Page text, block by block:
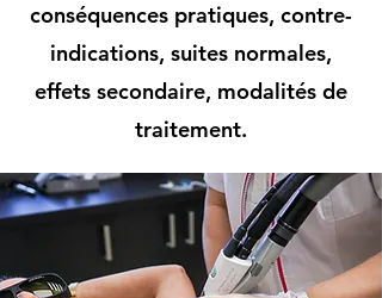
conséquences pratiques, contre-
indications, suites normales,
effets secondaire, modalités de
traitement.